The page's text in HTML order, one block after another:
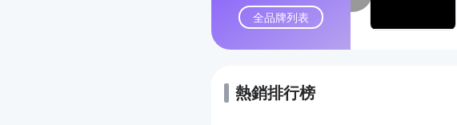
全品牌列表
熱銷排行榜